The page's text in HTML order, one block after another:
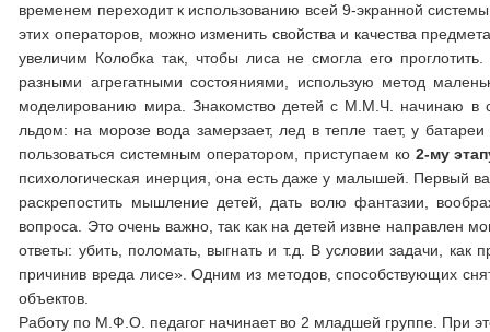
временем переходит к использованию всей 9-экранной
этих операторов, можно изменить свойства и качества
увеличим Колобка так, чтобы лиса не смогла его
разными агрегатными состояниями, использую метод
моделированию мира. Знакомство детей с М.М.Ч. начинаю в
льдом: на морозе вода замерзает, лед в тепле тает, у
пользоваться системным оператором, приступаем ко 2-му
психологическая инерция, она есть даже у малышей. Первый
раскрепостить мышление детей, дать волю фантазии,
вопроса. Это очень важно, так как на детей извне направлен
ответы: убить, поломать, выгнать и т.д. В условии задачи, как
причинив вреда лисе». Одним из методов, способствующих
объектов.
Работу по М.Ф.О. педагог начинает во 2 младшей группе. При